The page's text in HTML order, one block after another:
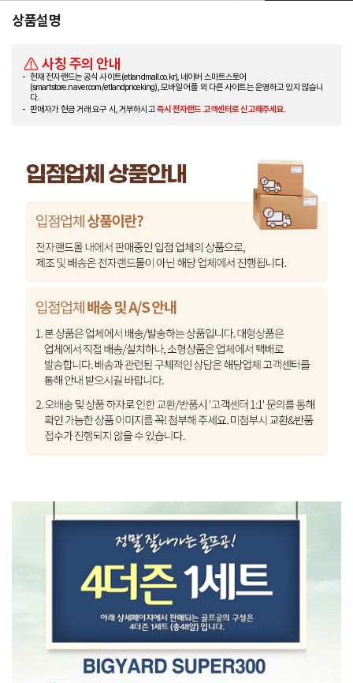
상품설명
사칭 주의 안내
현재 전자랜드는 공식 사이트(etlandmall.co.kr), 네이버 스마트스토어
(smartstore.naver.com/etlandpriceking), 모바일 어플 외 다른 사이트는 운영하고 있지 않습니
다.
판매자가 현금 거래 요구 시, 거부하시고즉시 전자랜드 고객센터로 신고해주세요.